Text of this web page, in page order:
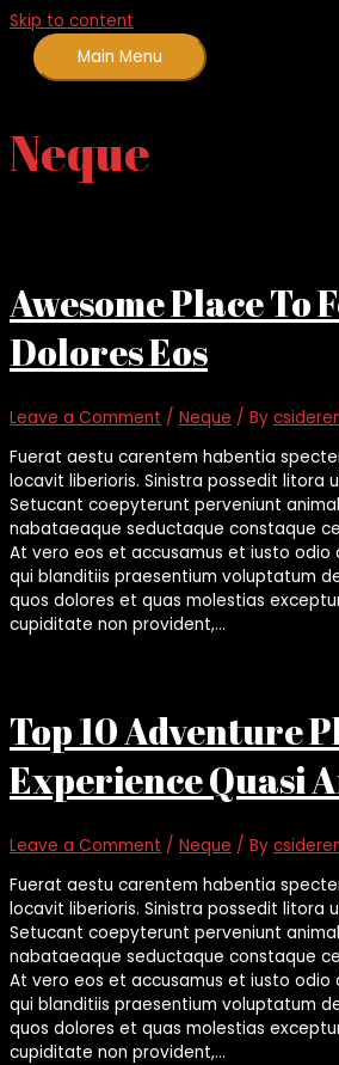
Skip to content
Main Menu
Neque
Awesome Place To
Dolores Eos
Leave a Comment / Neque / By
Fuerat aestu carentem habentia
locavit liberioris. Sinistra possedit litora
Setucant coepyterunt perveniunt
nabataeaque seductaque constaque
At vero eos et accusamus et iusto odio
qui blanditiis praesentium voluptatum
quos dolores et quas molestias
cupiditate non provident,…
Top 10 Adventure
Experience Quasi
Leave a Comment / Neque / By
Fuerat aestu carentem habentia
locavit liberioris. Sinistra possedit litora
Setucant coepyterunt perveniunt
nabataeaque seductaque constaque
At vero eos et accusamus et iusto odio
qui blanditiis praesentium voluptatum
quos dolores et quas molestias
cupiditate non provident,…